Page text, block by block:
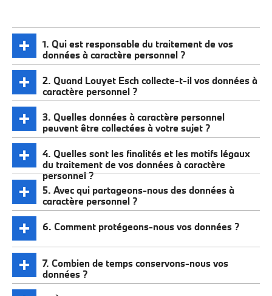
1. Qui est responsable du traitement de vos
données à caractère personnel ?
2. Quand Louyet Esch collecte-t-il vos données à
caractère personnel ?
3. Quelles données à caractère personnel
peuvent être collectées à votre sujet ?
4. Quelles sont les finalités et les motifs légaux
du traitement de vos données à caractère
personnel ?
5. Avec qui partageons-nous des données à
caractère personnel ?
6. Comment protégeons-nous vos données ?
7. Combien de temps conservons-nous vos
données ?